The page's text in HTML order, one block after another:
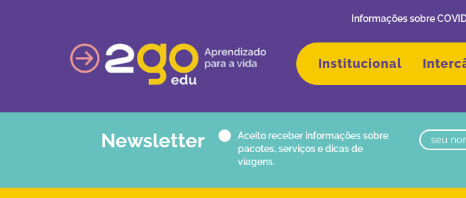
Informações sobre
Institucional
Newsletter
Aceito receber informações sobre
pacotes, serviços e dicas de
viagens.